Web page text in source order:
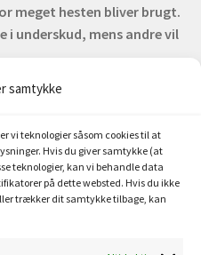
samtykke
vi teknologier såsom cookies til at
Hvis du giver samtykke (at
teknologier, kan vi behandle data
på dette websted. Hvis du ikke
trækker dit samtykke tilbage, kan
meget hesten bliver brugt.
i underskud, mens andre vil
nr. 6285 704 772